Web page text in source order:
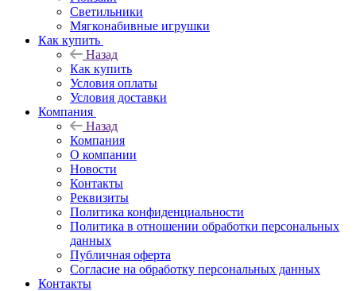
Светильники
Мягконабивные игрушки
Как купить
Назад
Как купить
Условия оплаты
Условия доставки
Компания
Назад
Компания
О компании
Новости
Контакты
Реквизиты
Политика конфиденциальности
Политика в отношении обработки персональных
данных
Публичная оферта
Согласие на обработку персональных данных
Контакты